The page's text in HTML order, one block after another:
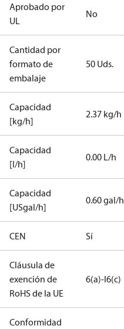
Aprobado por
UL
No
Cantidad por
formato de
embalaje
50 Uds.
Capacidad
[kg/h]
2.37 kg/h
Capacidad
[l/h]
0.00 L/h
Capacidad
[USgal/h]
0.60 gal/h
CEN Sí
Cláusula de
exención de
RoHS de la UE
6(a)-I6(c)
Conformidad